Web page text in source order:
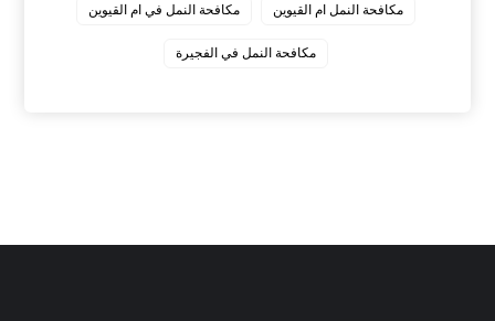
مكافحة النمل ام القيوين مكافحة النمل في ام القيوين
‏مكافحة النمل في الفجيرة